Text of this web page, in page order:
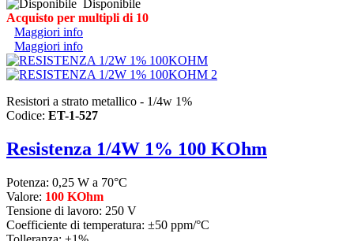
Disponibile
Acquisto per multipli di 10
Maggiori info
Maggiori info
Resistori a strato metallico - 1/4w 1%
Codice: ET-1-527
Resistenza 1/4W 1% 100 KOhm
Potenza: 0,25 W a 70°C
Valore: 100 KOhm
Tensione di lavoro: 250 V
Coefficiente di temperatura: ±50 ppm/°C